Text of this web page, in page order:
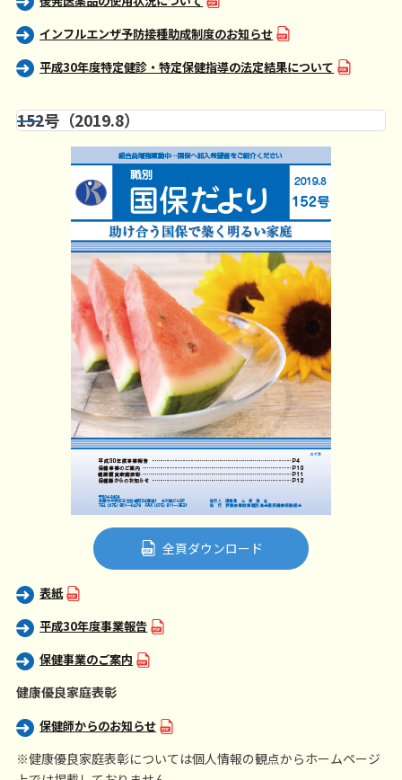
インフルエンザ予防接種助成制度のお知らせ
平成30年度特定健診・特定保健指導の法定結果について
152号（2019.8）
全頁ダウンロード
表紙
平成30年度事業報告
保健事業のご案内
健康優良家庭表彰
保健師からのお知らせ
※健康優良家庭表彰については個人情報の観点からホームページ